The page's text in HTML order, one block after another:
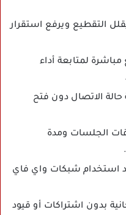
التقطيع ويرفع استقرار
لمتابعة أداء
حالة الاتصال دون فتح
الجلسات ومدة
استخدام شبكات واي فاي
بدون اشتراكات أو قيود